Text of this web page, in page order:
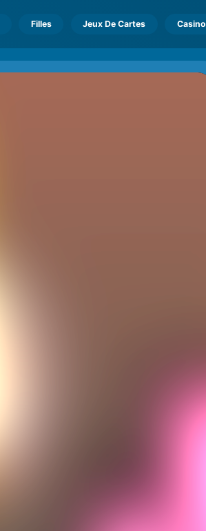
Filles Jeux De Cartes Casino